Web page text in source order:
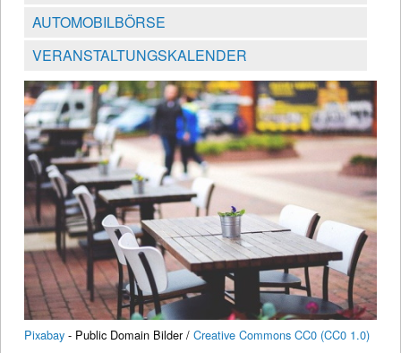
AUTOMOBILBÖRSE
VERANSTALTUNGSKALENDER
Pixabay - Public Domain Bilder / Creative Commons CC0 (CC0 1.0)